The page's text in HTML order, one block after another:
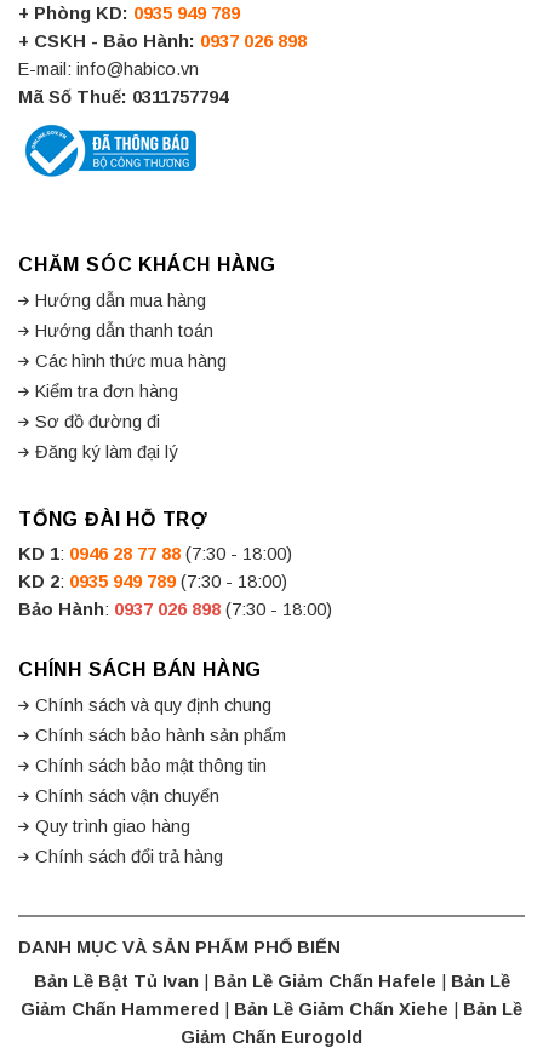
+ Phòng KD: 0935 949 789
+ CSKH - Bảo Hành: 0937 026 898
E-mail: info@habico.vn
Mã Số Thuế: 0311757794
CHĂM SÓC KHÁCH HÀNG
Hướng dẫn mua hàng
Hướng dẫn thanh toán
Các hình thức mua hàng
Kiểm tra đơn hàng
Sơ đồ đường đi
Đăng ký làm đại lý
TỔNG ĐÀI HỖ TRỢ
KD 1: 0946 28 77 88 (7:30 - 18:00)
KD 2: 0935 949 789 (7:30 - 18:00)
Bảo Hành: 0937 026 898 (7:30 - 18:00)
CHÍNH SÁCH BÁN HÀNG
Chính sách và quy định chung
Chính sách bảo hành sản phẩm
Chính sách bảo mật thông tin
Chính sách vận chuyển
Quy trình giao hàng
Chính sách đổi trả hàng
DANH MỤC VÀ SẢN PHẨM PHỔ BIẾN
Bản Lề Bật Tủ Ivan
Bản Lề Giảm Chấn Hafele
Bản Lề
Giảm Chấn Hammered
Bản Lề Giảm Chấn Xiehe
Bản Lề
Giảm Chấn Eurogold